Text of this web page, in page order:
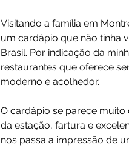
Visitando a família em
um cardápio que não tinha
Brasil. Por indicação da
restaurantes que oferece
moderno e acolhedor.
O cardápio se parece muito
da estação, fartura e
nos passa a impressão de